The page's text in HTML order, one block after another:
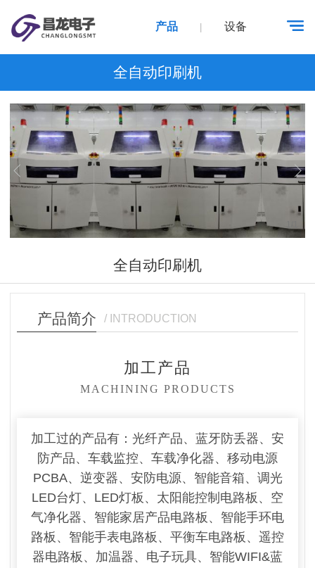
产品 设备
全自动印刷机
全自动印刷机
产品简介 / INTRODUCTION
加工产品
MACHINING PRODUCTS
加工过的产品有：光纤产品、蓝牙防丢器、安
防产品、车载监控、车载净化器、移动电源
PCBA、逆变器、安防电源、智能音箱、调光
LED台灯、LED灯板、太阳能控制电路板、空
气净化器、智能家居产品电路板、智能手环电
路板、智能手表电路板、平衡车电路板、遥控
器电路板、加温器、电子玩具、智能WIFI&蓝